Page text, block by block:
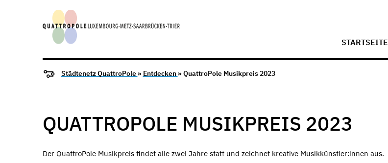
STARTSEITE
Städtenetz QuattroPole » Entdecken » QuattroPole Musikpreis 2023
QUATTROPOLE MUSIKPREIS 2023
Der QuattroPole Musikpreis findet alle zwei Jahre statt und zeichnet kreative Musikkünstler:innen aus.